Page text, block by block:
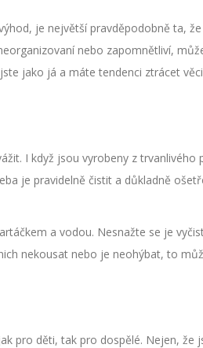
je největší pravděpodobně ta,
nebo zapomnětliví,
jako já a máte tendenci ztrácet
I když jsou vyrobeny z trvanlivého
je pravidelně čistit a důkladně
a vodou. Nesnažte se je
nekousat nebo je neohýbat, to
pro děti, tak pro dospělé. Nejen, že